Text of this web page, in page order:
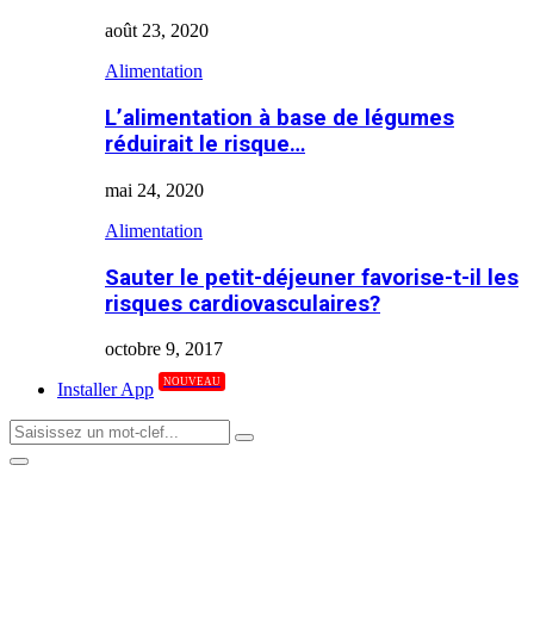
août 23, 2020
Alimentation
L’alimentation à base de légumes
réduirait le risque…
mai 24, 2020
Alimentation
Sauter le petit-déjeuner favorise-t-il les
risques cardiovasculaires?
octobre 9, 2017
Installer App
NOUVEAU
Search
for:
Search
Primary